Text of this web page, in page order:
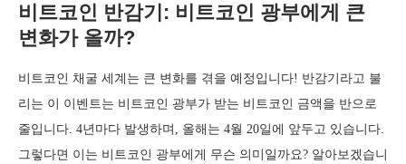
비트코인 반감기: 비트코인 광부에게 큰
변화가 올까?
비트코인 채굴 세계는 큰 변화를 겪을 예정입니다! 반감기라고 불
리는 이 이벤트는 비트코인 광부가 받는 비트코인 금액을 반으로
줄입니다. 4년마다 발생하며, 올해는 4월 20일에 앞두고 있습니다.
그렇다면 이는 비트코인 광부에게 무슨 의미일까요? 알아보겠습니